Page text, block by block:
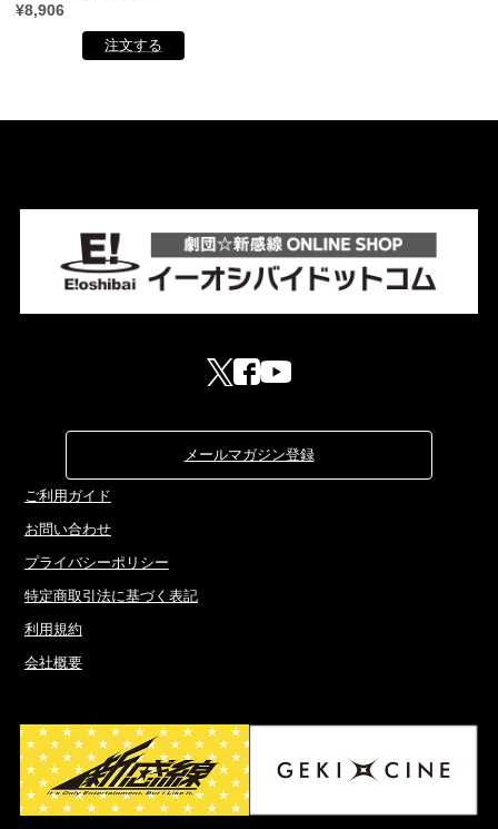
¥8,906
メールマガジン登録
ご利用ガイド
お問い合わせ
プライバシーポリシー
特定商取引法に基づく表記
利用規約
会社概要